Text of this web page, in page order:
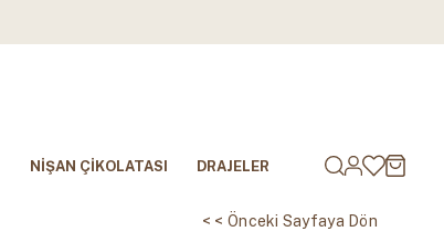
NİŞAN ÇİKOLATASI DRAJELER
< < Önceki Sayfaya Dön